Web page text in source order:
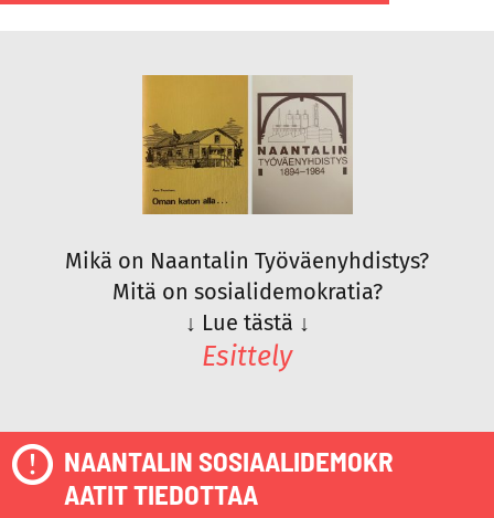
Mikä on Naantalin Työväenyhdistys?
Mitä on sosialidemokratia?
↓ Lue tästä ↓
Esittely
NAANTALIN SOSIAALIDEMOKR
AATIT TIEDOTTAA